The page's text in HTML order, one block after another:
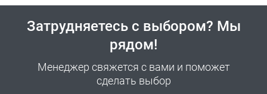
Затрудняетесь с выбором? Мы
рядом!
Менеджер свяжется с вами и поможет
сделать выбор